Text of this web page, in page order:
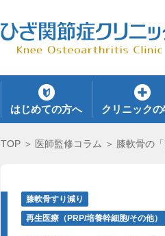
はじめての方へ クリニック
TOP 医師監修コラム 膝軟骨の
膝軟骨すり減り
再生医療（PRP/培養幹細胞/その他）